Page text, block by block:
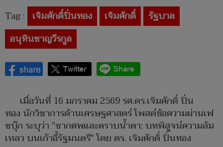
Tag : เจิมศักดิ์ปิ่นทอง เจิมศักดิ์
รัฐบาล
อนุทินชาญวีรกูล
เมื่อวันที่ 16 มกราคม 2569 รศ.ดร.เจิมศักดิ์ ปิ่น
ทอง นักวิชาการด้านเศรษฐศาสตร์ โพสต์ข้อความผ่านเฟ
ซบุ๊ก ระบุว่า "ซากศพและคราบน้ำตา: บทพิสูจน์ความล้ม
เหลว บนเก้าอี้รัฐมนตรี" โดย ดร. เจิมศักดิ์ ปิ่นทอง